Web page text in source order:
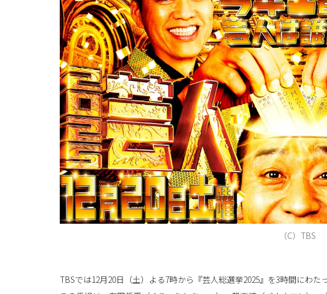
（C）TBS
TBSでは12月20日（土）よる7時から『芸人総選挙2025』を3時間にわた